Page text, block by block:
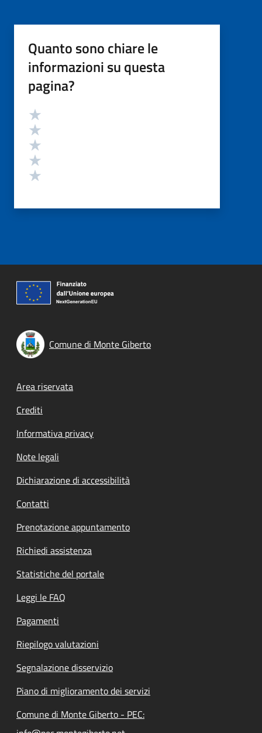
Quanto sono chiare le
informazioni su questa
pagina?
Valutazione
Comune di Monte Giberto
Footer menu
Area riservata
Crediti
Informativa privacy
Note legali
Dichiarazione di accessibilità
Contatti
Prenotazione appuntamento
Richiedi assistenza
Statistiche del portale
Leggi le FAQ
Pagamenti
Riepilogo valutazioni
Segnalazione disservizio
Piano di miglioramento dei servizi
Comune di Monte Giberto - PEC: